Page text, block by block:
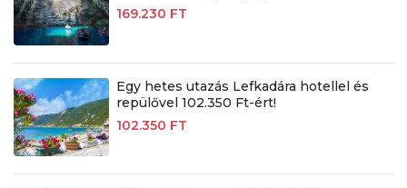
169.230 FT
Egy hetes utazás Lefkadára hotellel és
repülővel 102.350 Ft-ért!
102.350 FT